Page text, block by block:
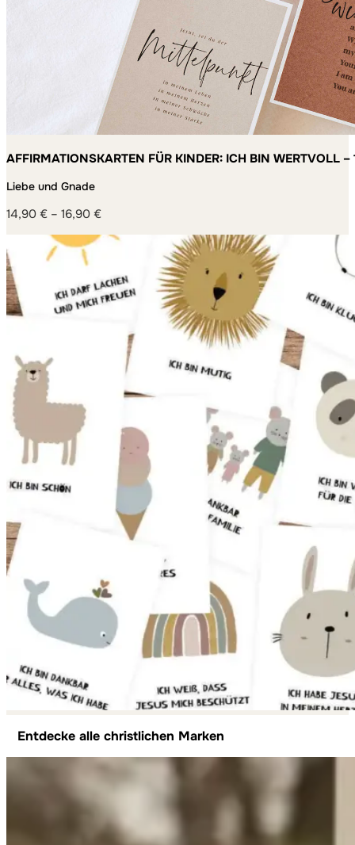
AFFIRMATIONSKARTEN FÜR KINDER: ICH BIN WERTVOLL
Liebe und Gnade
14,90 € – 16,90 €
14,90 €
16,90 €
Entdecke alle christlichen Marken